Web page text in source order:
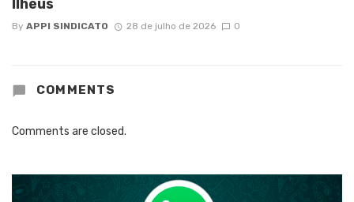
By APPI SINDICATO 28 de julho de 2026 0
COMMENTS
Comments are closed.